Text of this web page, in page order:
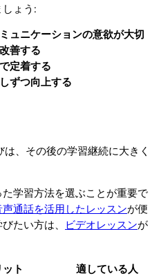
ょう:
ュニケーションの意欲が大切
善する
定着する
ずつ向上する
、その後の学習継続に大きく
学習方法を選ぶことが重要で
声通話を活用したレッスンが便
たい方は、
ビデオレッスンが
ット
適している人